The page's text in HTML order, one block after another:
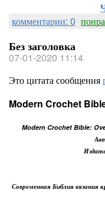
комментарии: 0
Без заголовка
07-01-2020 11:14
Это цитата сообщения
Modern Crochet
Modern Crochet Bible:
Современная Библия